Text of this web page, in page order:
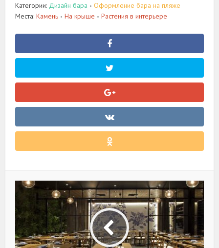
Категории: Дизайн бара • Оформление бара на пляже
Места:Камень • На крыше • Растения в интерьере